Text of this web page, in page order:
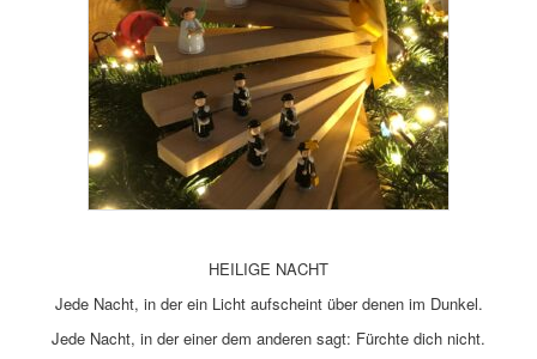
HEILIGE NACHT
Jede Nacht, in der ein Licht aufscheint über denen im Dunkel.
Jede Nacht, in der einer dem anderen sagt: Fürchte dich nicht.